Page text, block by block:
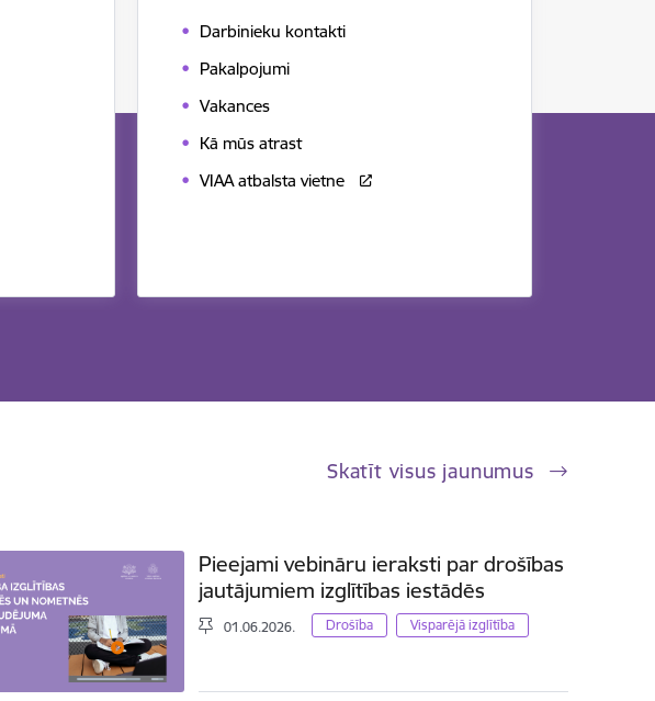
Darbinieku kontakti
Pakalpojumi
Vakances
Kā mūs atrast
VIAA atbalsta vietne
Skatīt visus jaunumus
Pieejami vebināru ieraksti par drošības
jautājumiem izglītības iestādēs
01.06.2026. Drošība Visparējā izglītība